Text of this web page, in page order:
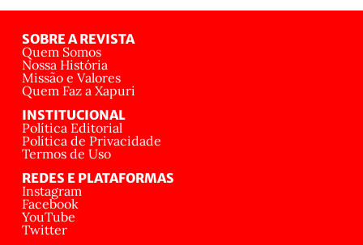
SOBRE A REVISTA
Quem Somos
Nossa História
Missão e Valores
Quem Faz a Xapuri
INSTITUCIONAL
Política Editorial
Política de Privacidade
Termos de Uso
REDES E PLATAFORMAS
Instagram
Facebook
YouTube
Twitter